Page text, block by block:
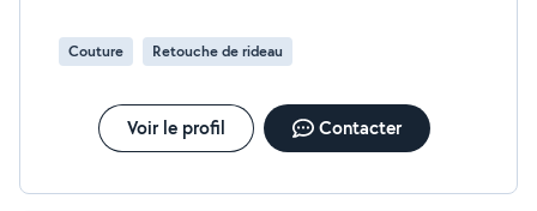
Couture Retouche de rideau
Voir le profil Contacter